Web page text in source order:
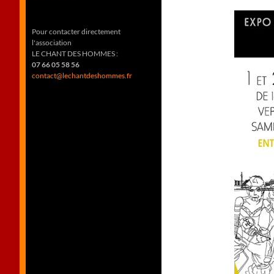
Pour contacter directement
l'association
LE CHANT DES HOMMES :
07 66 05 58 56
contact@lechantdeshommes.fr